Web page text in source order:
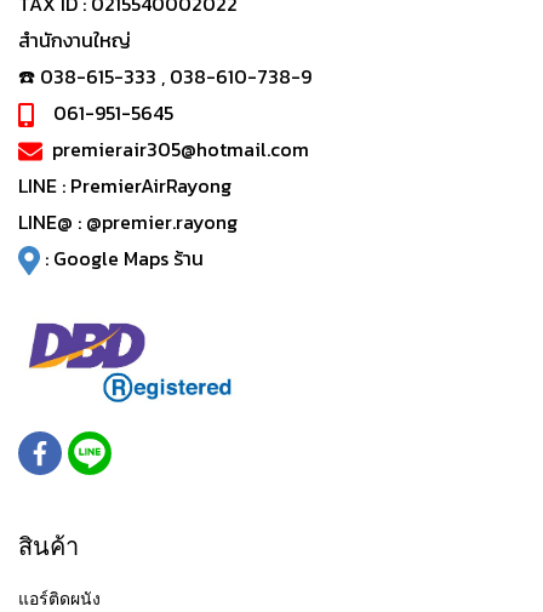
สำนักงานใหญ่
☎️ 038-615-333 , 038-610-738-9
061-951-5645
premierair305@hotmail.com
LINE : PremierAirRayong
LINE@ : @premier.rayong
: Google Maps ร้าน
สินค้า
แอร์ติดผนัง